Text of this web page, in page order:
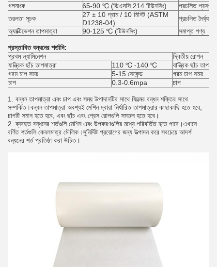
গলনাংক 65-90 ℃ (ডিএসসি 214 টিউনসিং)
প্রচলিত প্রস্থ
তরলতা সূচক
27 ± 10 গ্রাম / 10 মিনিট (ASTM
D1238-04)
প্রচলিত দৈর্ঘ্য
অ্যাক্টিভেশন তাপমাত্রা
90-125 ℃ (টিউনসিং) সমাপ্ত পণ্য
প্রস্তাবিত বন্ধনের শর্তাদি:
প্রথম ল্যামিনেশন
দ্বিতীয় রোপন
যান্ত্রিক ছাঁচ তাপমাত্রা
110 ℃ -140 ℃
যান্ত্রিক ছাঁচ
গরম চাপ সময়
5-15 সেকেন্ড
গরম চাপ সময়
চাপ
0.3-0.6mpa চাপ
1. বন্ধন তাপমাত্রা এবং চাপ এবং সময় উপাদানটির সাথে ফিল্মের বন্ধন শক্তির সাথে
সম্পর্কিত।বন্ধন তাপমাত্রা অবশ্যই মেশিন দ্বারা নির্ধারিত তাপমাত্রার কাছাকাছি হতে হবে,
চাপটি সমান হতে হবে, এবং ছাঁচ এবং প্রেস রোলগুলি সমতল হতে হবে।
2. ব্যবহৃত বন্ধনের শর্তগুলি মেশিন এবং উপকরণগুলির মধ্যে পরিবর্তিত হতে পারে।এখানে
বর্ণিত শর্তগুলি কেবলমাত্র মৌলিক।সুনির্দিষ্ট প্রয়োগের জন্য উত্পাদন করে সবচেয়ে আদর্শ
বন্ধনের শর্ত প্রতিষ্ঠা করা উচিত।